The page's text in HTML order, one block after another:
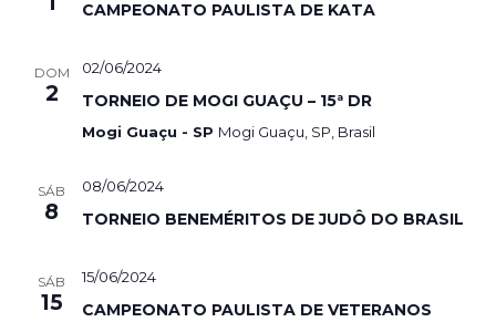
CAMPEONATO PAULISTA DE KATA
DOM
2
02/06/2024
TORNEIO DE MOGI GUAÇU – 15ª DR
Mogi Guaçu - SP Mogi Guaçu, SP, Brasil
SÁB
8
08/06/2024
TORNEIO BENEMÉRITOS DE JUDÔ DO BRASIL
SÁB
15
15/06/2024
CAMPEONATO PAULISTA DE VETERANOS